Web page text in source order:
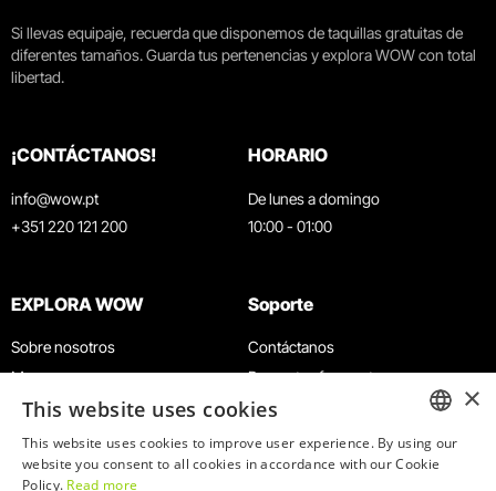
Si llevas equipaje, recuerda que disponemos de taquillas gratuitas de
diferentes tamaños. Guarda tus pertenencias y explora WOW con total
libertad.
¡CONTÁCTANOS!
info@wow.pt
+351 220 121 200
HORARIO
De lunes a domingo
10:00 - 01:00
EXPLORA WOW
Sobre nosotros
Museos
Agenda
Noticias
Restaurantes
Soporte
Contáctanos
Preguntas frecuentes
Términos y condiciones
Política de privacidad y cookies
Trabaja con nosotrosENGLISH
×
This website uses cookies
This website uses cookies to improve user experience. By using our
website you consent to all cookies in accordance with our Cookie
Policy. Read more